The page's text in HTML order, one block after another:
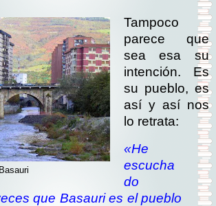
Basauri
Tampoco
parece que
sea esa su
intención. Es
su pueblo, es
así y así nos
lo retrata:
«He
escucha
do
que Basauri es el pueblo